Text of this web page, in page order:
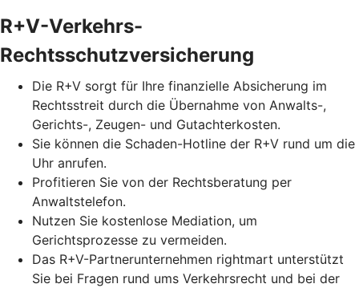
R+V-Verkehrs-
Rechtsschutzversicherung
Die R+V sorgt für Ihre finanzielle Absicherung im
Rechtsstreit durch die Übernahme von Anwalts-,
Gerichts-, Zeugen- und Gutachterkosten.
Sie können die Schaden-Hotline der R+V rund um die
Uhr anrufen.
Profitieren Sie von der Rechtsberatung per
Anwaltstelefon.
Nutzen Sie kostenlose Mediation, um
Gerichtsprozesse zu vermeiden.
Das R+V-Partnerunternehmen rightmart unterstützt
Sie bei Fragen rund ums Verkehrsrecht und bei der